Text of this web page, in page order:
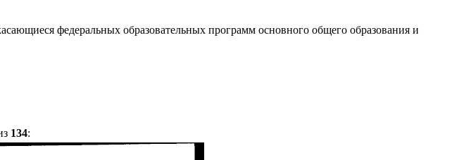
федеральных образовательных программ основного общего образования и
134: